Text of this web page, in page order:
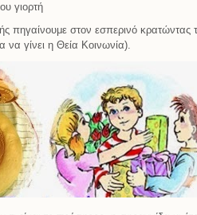
γιορτή
πηγαίνουμε στον εσπερινό
να γίνει η Θεία Κοινωνία).